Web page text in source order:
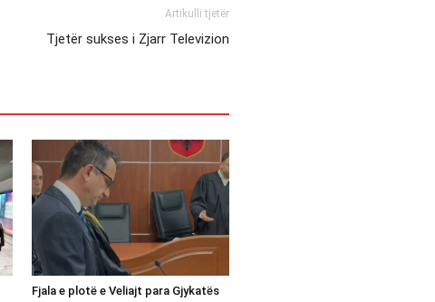
Artikulli tjetër
Tjetër sukses i Zjarr Televizion
Fjala e plotë e Veliajt para Gjykatës